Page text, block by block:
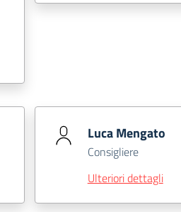
Luca Mengato
Consigliere
Ulteriori dettagli